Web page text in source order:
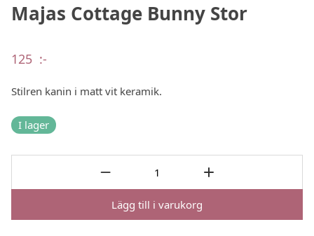
Majas Cottage Bunny Stor
125 :-
Stilren kanin i matt vit keramik.
I lager
Lägg till i varukorg